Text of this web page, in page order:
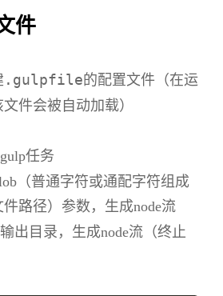
件
.gulpfile的配置文件（在运
件会被自动加载）
任务
（普通字符或通配字符组成
路径）参数，生成node流
出目录，生成node流（终止